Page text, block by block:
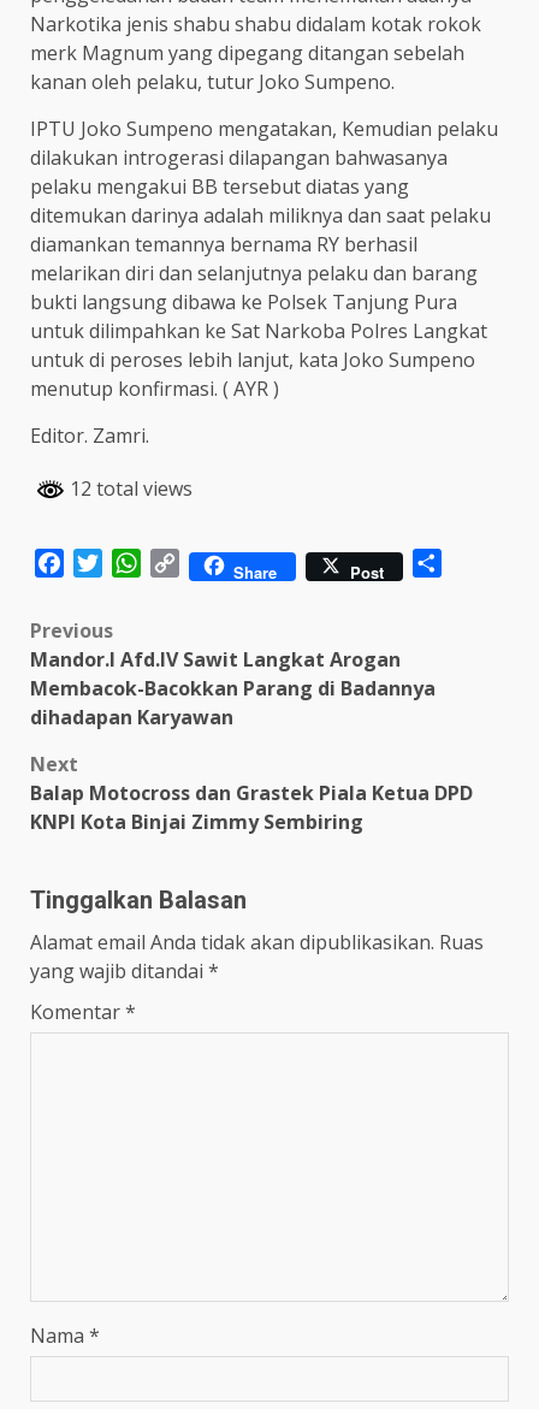
Narkotika jenis shabu shabu didalam kotak rokok
merk Magnum yang dipegang ditangan sebelah
kanan oleh pelaku, tutur Joko Sumpeno.
IPTU Joko Sumpeno mengatakan, Kemudian pelaku
dilakukan introgerasi dilapangan bahwasanya
pelaku mengakui BB tersebut diatas yang
ditemukan darinya adalah miliknya dan saat pelaku
diamankan temannya bernama RY berhasil
melarikan diri dan selanjutnya pelaku dan barang
bukti langsung dibawa ke Polsek Tanjung Pura
untuk dilimpahkan ke Sat Narkoba Polres Langkat
untuk di peroses lebih lanjut, kata Joko Sumpeno
menutup konfirmasi. ( AYR )
Editor. Zamri.
12 total views
FacebookTwitterWhatsApp
Copy Share Post
Post
navigation
Previous
Mandor.I Afd.IV Sawit Langkat Arogan
Membacok-Bacokkan Parang di Badannya
dihadapan Karyawan
Next
Balap Motocross dan Grastek Piala Ketua DPD
KNPI Kota Binjai Zimmy Sembiring
Tinggalkan Balasan
Alamat email Anda tidak akan dipublikasikan. Ruas
yang wajib ditandai *
Komentar*
Nama *